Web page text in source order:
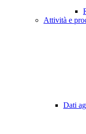
Attività e
Dati